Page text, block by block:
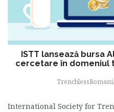
ISTT lansează bursa
cercetare în domeniul
International Society for